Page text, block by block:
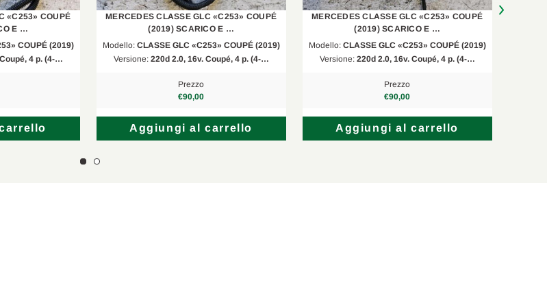
«C253» COUPÉ
E …
COUPÉ (2019)
4 p. (4-…
MERCEDES CLASSE GLC «C253» COUPÉ
(2019) SCARICO E …
Modello: CLASSE GLC «C253» COUPÉ (2019)
Versione: 220d 2.0, 16v. Coupé, 4 p. (4-…
Prezzo
€90,00
Aggiungi al carrello
MERCEDES CLASSE GLC «C253» COUPÉ
(2019) SCARICO E …
Modello: CLASSE GLC «C253» COUPÉ (2019)
Versione: 220d 2.0, 16v. Coupé, 4 p. (4-…
Prezzo
€90,00
Aggiungi al carrello